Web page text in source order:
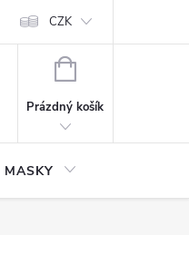
CZK
NÁKUPNÍ
Prázdný košík
MASKY